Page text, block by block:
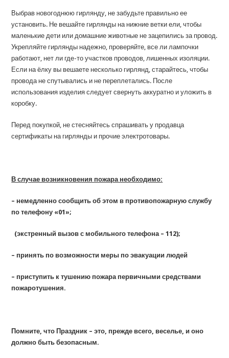
Выбрав новогоднюю гирлянду, не забудьте правильно ее
установить. Не вешайте гирлянды на нижние ветки ели, чтобы
маленькие дети или домашние животные не зацепились за провод.
Укрепляйте гирлянды надежно, проверяйте, все ли лампочки
работают, нет ли где-то участков проводов, лишенных изоляции.
Если на ёлку вы вешаете несколько гирлянд, старайтесь, чтобы
провода не спутывались и не переплетались. После
использования изделия следует свернуть аккуратно и уложить в
коробку.
Перед покупкой, не стесняйтесь спрашивать у продавца
сертификаты на гирлянды и прочие электротовары.
В случае возникновения пожара необходимо:
– немедленно сообщить об этом в противопожарную службу
по телефону «01»;
(экстренный вызов с мобильного телефона – 112);
– принять по возможности меры по эвакуации людей
– приступить к тушению пожара первичными средствами
пожаротушения.
Помните, что Праздник – это, прежде всего, веселье, и оно
должно быть безопасным.